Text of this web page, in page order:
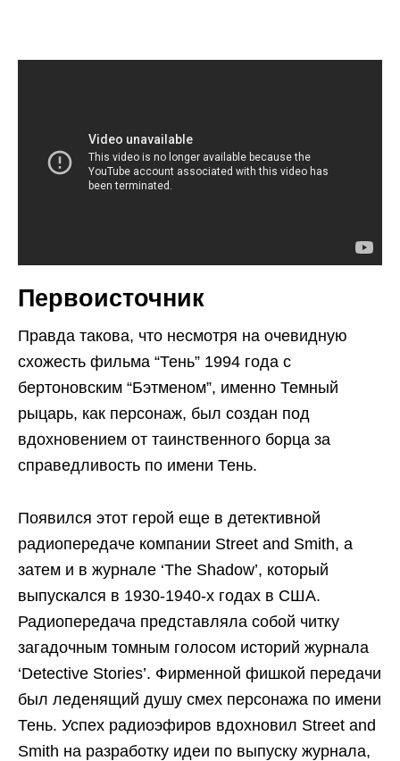
Первоисточник
Правда такова, что несмотря на очевидную
схожесть фильма “Тень” 1994 года с
бертоновским “Бэтменом”, именно Темный
рыцарь, как персонаж, был создан под
вдохновением от таинственного борца за
справедливость по имени Тень.
Появился этот герой еще в детективной
радиопередаче компании Street and Smith, а
затем и в журнале ‘The Shadow’, который
выпускался в 1930-1940-х годах в США.
Радиопередача представляла собой читку
загадочным томным голосом историй журнала
‘Detective Stories’. Фирменной фишкой передачи
был леденящий душу смех персонажа по имени
Тень. Успех радиоэфиров вдохновил Street and
Smith на разработку идеи по выпуску журнала,